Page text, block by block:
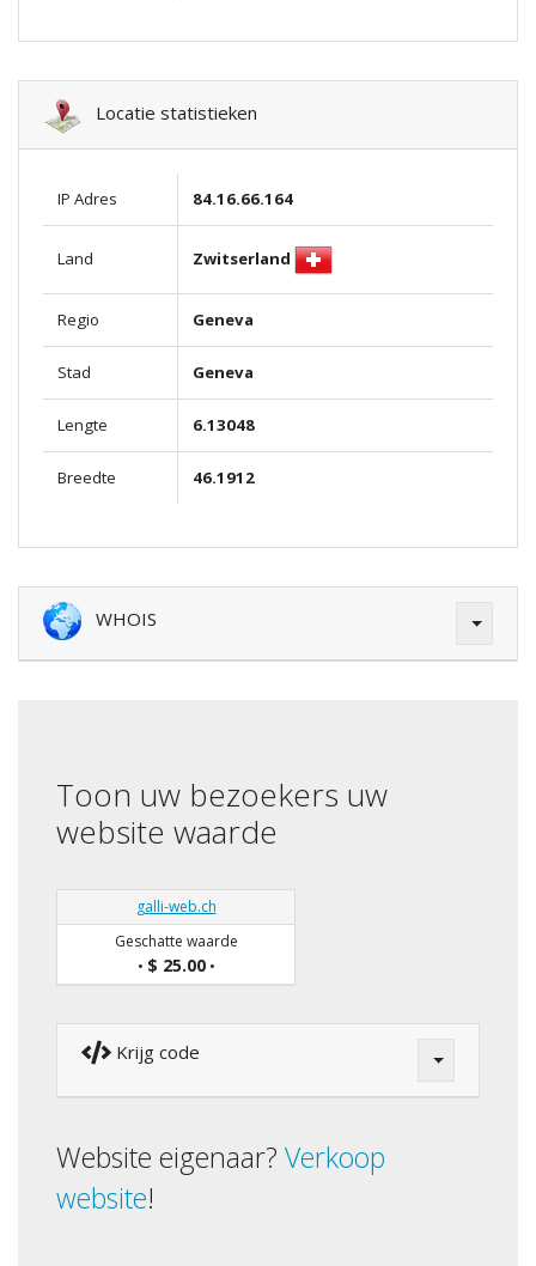
Locatie statistieken
IP Adres 84.16.66.164
Land Zwitserland
Regio Geneva
Stad Geneva
Lengte 6.13048
Breedte 46.1912
WHOIS
Toon uw bezoekers uw
website waarde
galli-web.ch
Geschatte waarde
• $ 25.00•
Krijg code
Website eigenaar? Verkoop
website!